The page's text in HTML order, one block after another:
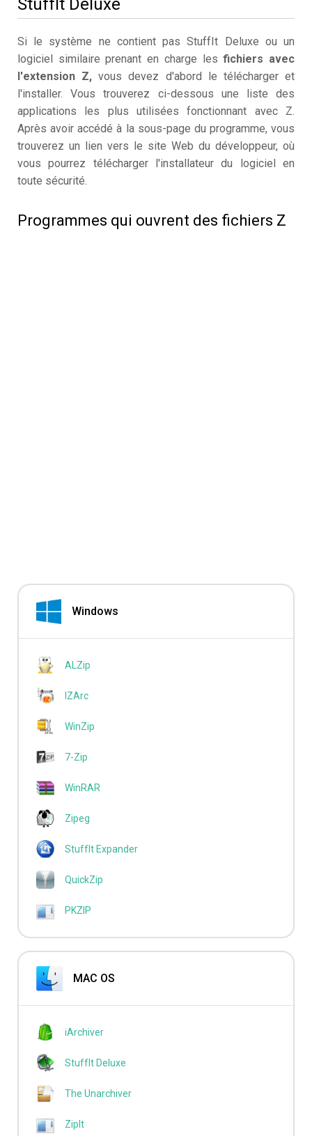
StuffIt Deluxe
Si le système ne contient pas StuffIt Deluxe ou un
logiciel similaire prenant en charge lesfichiers avec
l'extension Z, vous devez d'abord le télécharger et
l'installer. Vous trouverez ci-dessous une liste des
applications les plus utilisées fonctionnant avec Z.
Après avoir accédé à la sous-page du programme, vous
trouverez un lien vers le site Web du développeur, où
vous pourrez télécharger l'installateur du logiciel en
toute sécurité.
Programmes qui ouvrent des fichiers Z
Windows
ALZip
IZArc
WinZip
7-Zip
WinRAR
Zipeg
StuffIt Expander
QuickZip
PKZIP
MAC OS
iArchiver
StuffIt Deluxe
The Unarchiver
ZipIt